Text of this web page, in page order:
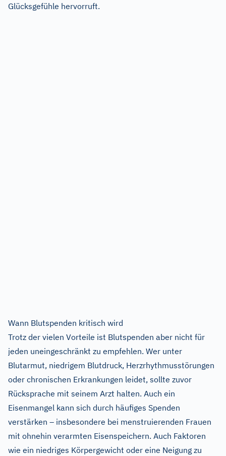
Glücksgefühle hervorruft.
Wann Blutspenden kritisch wird
Trotz der vielen Vorteile ist Blutspenden aber nicht für
jeden uneingeschränkt zu empfehlen. Wer unter
Blutarmut, niedrigem Blutdruck, Herzrhythmusstörungen
oder chronischen Erkrankungen leidet, sollte zuvor
Rücksprache mit seinem Arzt halten. Auch ein
Eisenmangel kann sich durch häufiges Spenden
verstärken – insbesondere bei menstruierenden Frauen
mit ohnehin verarmten Eisenspeichern. Auch Faktoren
wie ein niedriges Körpergewicht oder eine Neigung zu